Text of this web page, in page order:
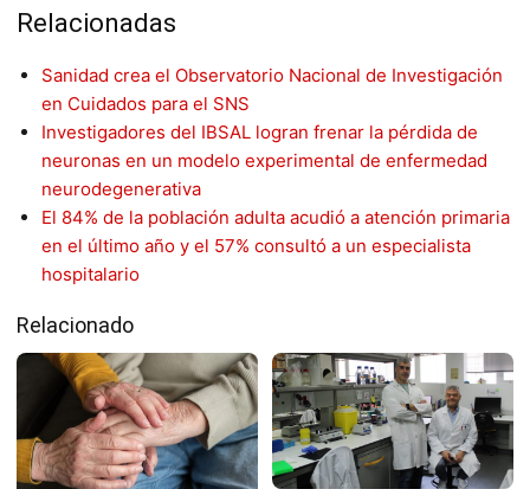
Relacionadas
Sanidad crea el Observatorio Nacional de Investigación
en Cuidados para el SNS
Investigadores del IBSAL logran frenar la pérdida de
neuronas en un modelo experimental de enfermedad
neurodegenerativa
El 84% de la población adulta acudió a atención primaria
en el último año y el 57% consultó a un especialista
hospitalario
Relacionado